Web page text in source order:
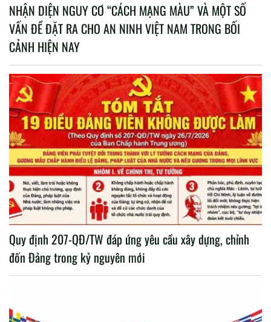
NHẬN DIỆN NGUY CƠ “CÁCH MẠNG MÀU” VÀ MỘT SỐ
VẤN ĐỀ ĐẶT RA CHO AN NINH VIỆT NAM TRONG BỐI
CẢNH HIỆN NAY
Quy định 207-QĐ/TW đáp ứng yêu cầu xây dựng, chỉnh
đốn Đảng trong kỷ nguyên mới